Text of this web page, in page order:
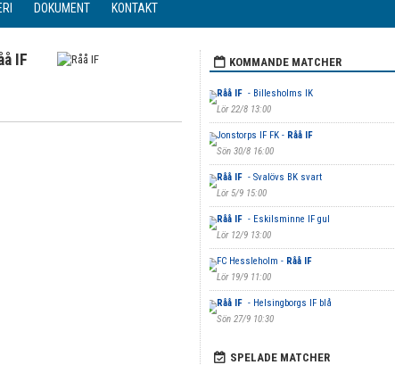
DOKUMENT KONTAKT
IF KOMMANDE MATCHER
Råå IF - Billesholms IK
Lör 22/8 13:00
Jonstorps IF FK - Råå IF
Sön 30/8 16:00
Råå IF - Svalövs BK svart
Lör 5/9 15:00
Råå IF - Eskilsminne IF gul
Lör 12/9 13:00
FC Hessleholm - Råå IF
Lör 19/9 11:00
Råå IF - Helsingborgs IF blå
Sön 27/9 10:30
SPELADE MATCHER